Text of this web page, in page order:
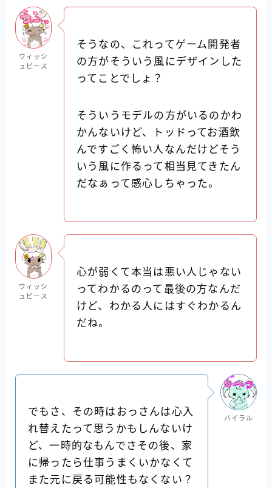
ウィッシ
ュピース
そうなの、これってゲーム開発者
の方がそういう風にデザインした
ってことでしょ？
そういうモデルの方がいるのかわ
かんないけど、トッドってお酒飲
んですごく怖い人なんだけどそう
いう風に作るって相当見てきたん
だなぁって感心しちゃった。
ウィッシ
ュピース
心が弱くて本当は悪い人じゃない
ってわかるのって最後の方なんだ
けど、わかる人にはすぐわかるん
だね。
でもさ、その時はおっさんは心入
れ替えたって思うかもしんないけ
ど、一時的なもんでさその後、家
に帰ったら仕事うまくいかなくて
また元に戻る可能性もなくない？
バイラル